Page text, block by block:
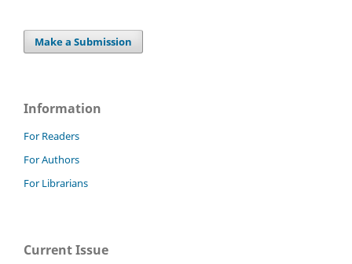
Make a Submission
Information
For Readers
For Authors
For Librarians
Current Issue